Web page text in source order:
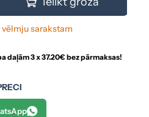
vēlmju sarakstam
daļām 3 x37.20€ bez pārmaksas!